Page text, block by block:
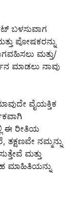
ಬಳಸುವಾಗ
ಪೋಷಕರನ್ನು
ಮತ್ತು/
ಮಾಡಲು ನಾವು
ವೈಯಕ್ತಿಕ
ಈ ರೀತಿಯ
ನಮ್ಮನ್ನು
ಮತ್ತು
ಮಾಹಿತಿಯನ್ನು